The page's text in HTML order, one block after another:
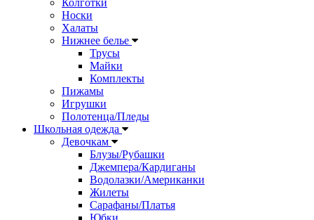
Носки
Халаты
Нижнее белье
Трусы
Майки
Комплекты
Пижамы
Игрушки
Полотенца/Пледы
Школьная одежда
Девочкам
Блузы/Рубашки
Джемпера/Кардиганы
Водолазки/Американки
Жилеты
Сарафаны/Платья
Юбки